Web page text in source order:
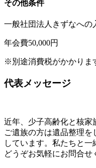
その他条件
一般社団法人きずなへの
年会費50,000円
※別途消費税がかかりま
代表メッセージ
近年、少子高齢化と核家
ご遺族の方は遺品整理
しています。私たちと
どうぞお気軽にお問合せ